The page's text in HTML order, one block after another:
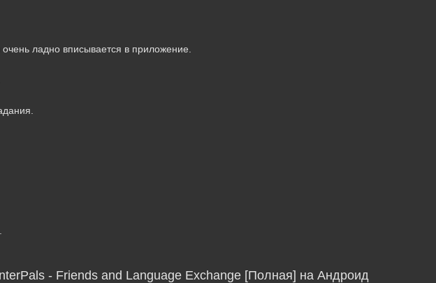
ладно вписывается в приложение.
- Friends and Language Exchange [Полная] на Андроид